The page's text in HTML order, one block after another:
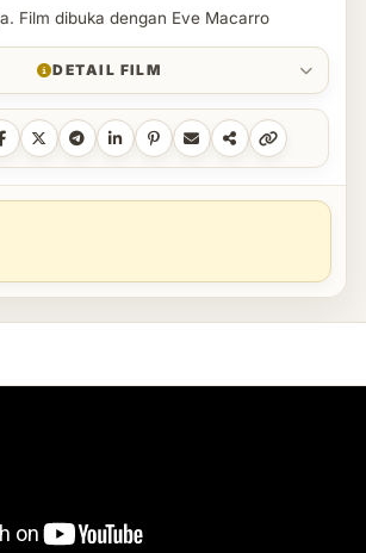
Film dibuka dengan Eve Macarro
DETAIL FILM